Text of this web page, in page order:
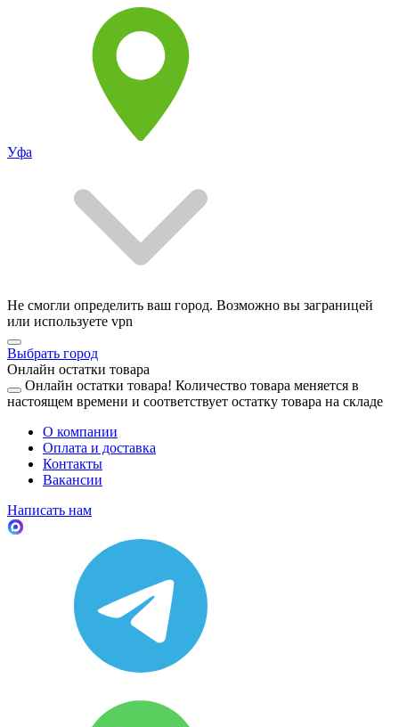
Уфа
Не смогли определить ваш город. Возможно вы заграницей
или используете vpn
Выбрать город
Онлайн остатки товара
Онлайн остатки товара! Количество товара меняется в
настоящем времени и соответствует остатку товара на складе
О компании
Оплата и доставка
Контакты
Вакансии
Написать нам